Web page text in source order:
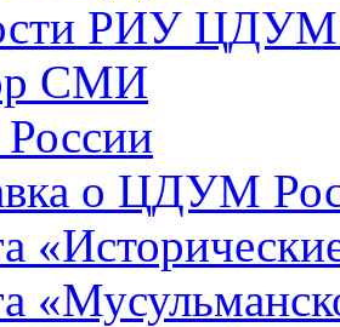
РИУ ЦДУМ
СМИ
о ЦДУМ